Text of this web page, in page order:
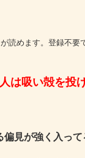
読めます。登録不要
は吸い殻を投
見が強く入っ